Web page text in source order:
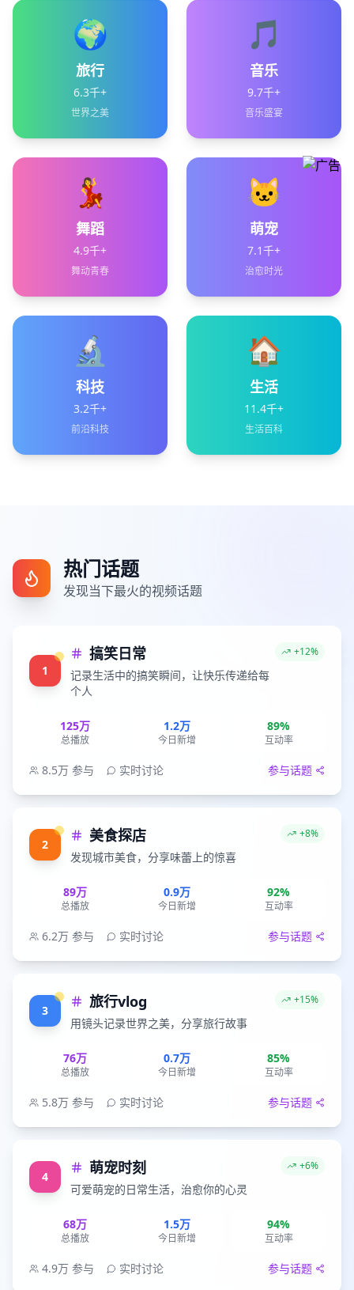
🌍
旅行
6.3千+
世界之美
🎵
音乐
9.7千+
音乐盛宴
💃
舞蹈
4.9千+
舞动青春
🐱
萌宠
7.1千+
治愈时光
🔬
科技
3.2千+
前沿科技
🏠
生活
11.4千+
生活百科
热门话题
发现当下最火的视频话题
1
搞笑日常
记录生活中的搞笑瞬间，让快乐传递给每
个人
+12%
125万
总播放
1.2万
今日新增
89%
互动率
8.5万 参与 实时讨论 参与话题
2 美食探店
发现城市美食，分享味蕾上的惊喜
+8%
89万
总播放
0.9万
今日新增
92%
互动率
6.2万 参与 实时讨论 参与话题
3 旅行vlog
用镜头记录世界之美，分享旅行故事
+15%
76万
总播放
0.7万
今日新增
85%
互动率
5.8万 参与 实时讨论 参与话题
4 萌宠时刻
可爱萌宠的日常生活，治愈你的心灵
+6%
68万
总播放
1.5万
今日新增
94%
互动率
4.9万 参与 实时讨论 参与话题